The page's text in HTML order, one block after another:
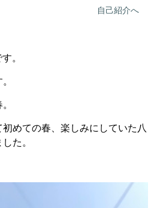
自己紹介へ
。
めての春、楽しみにしていた八
た。